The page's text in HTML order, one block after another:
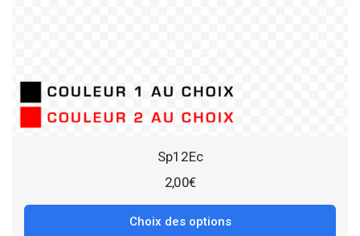
Sp12Ec
2,00€
Choix des options